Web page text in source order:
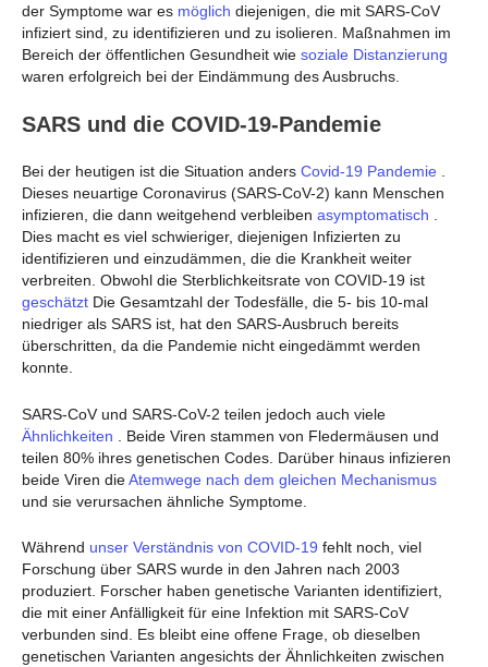
der Symptome war es möglich diejenigen, die mit SARS-CoV
infiziert sind, zu identifizieren und zu isolieren. Maßnahmen im
Bereich der öffentlichen Gesundheit wie soziale Distanzierung
waren erfolgreich bei der Eindämmung des Ausbruchs.
SARS und die COVID-19-Pandemie
Bei der heutigen ist die Situation anders Covid-19 Pandemie .
Dieses neuartige Coronavirus (SARS-CoV-2) kann Menschen
infizieren, die dann weitgehend verbleiben asymptomatisch .
Dies macht es viel schwieriger, diejenigen Infizierten zu
identifizieren und einzudämmen, die die Krankheit weiter
verbreiten. Obwohl die Sterblichkeitsrate von COVID-19 ist
geschätzt Die Gesamtzahl der Todesfälle, die 5- bis 10-mal
niedriger als SARS ist, hat den SARS-Ausbruch bereits
überschritten, da die Pandemie nicht eingedämmt werden
konnte.
SARS-CoV und SARS-CoV-2 teilen jedoch auch viele
Ähnlichkeiten . Beide Viren stammen von Fledermäusen und
teilen 80% ihres genetischen Codes. Darüber hinaus infizieren
beide Viren dieAtemwege nach dem gleichen Mechanismus
und sie verursachen ähnliche Symptome.
Während unser Verständnis von COVID-19 fehlt noch, viel
Forschung über SARS wurde in den Jahren nach 2003
produziert. Forscher haben genetische Varianten identifiziert,
die mit einer Anfälligkeit für eine Infektion mit SARS-CoV
verbunden sind. Es bleibt eine offene Frage, ob dieselben
genetischen Varianten angesichts der Ähnlichkeiten zwischen